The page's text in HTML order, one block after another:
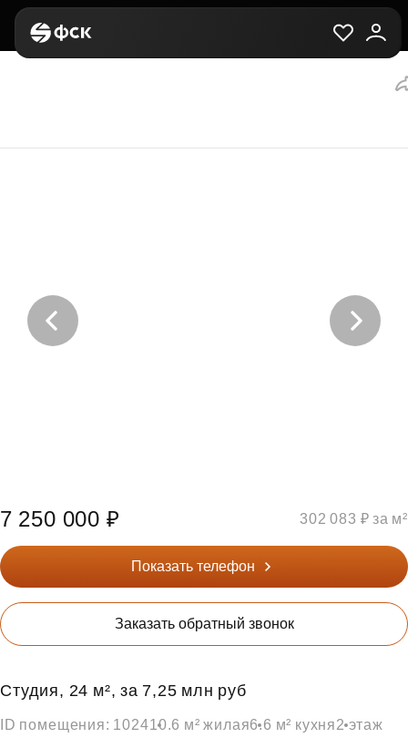
Студия, 24 м², за
7 250 000 ₽ 302 083 ₽ за м²
Показать телефон
Заказать обратный звонок
Студия, 24 м², за 7,25 млн руб
ID помещения: 102410.6 м² жилая6.6 м² кухня2 этаж